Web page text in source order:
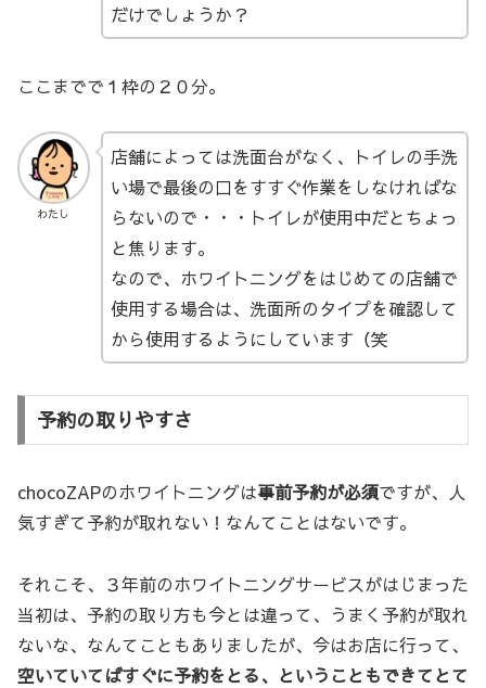
だけでしょうか？
ここまでで１枠の２０分。
わたし
店舗によっては洗面台がなく、トイレの手洗
い場で最後の口をすすぐ作業をしなければな
らないので・・・トイレが使用中だとちょっ
と焦ります。
なので、ホワイトニングをはじめての店舗で
使用する場合は、洗面所のタイプを確認して
から使用するようにしています（笑
予約の取りやすさ
chocoZAPのホワイトニングは事前予約が必須ですが、人
気すぎて予約が取れない！なんてことはないです。
それこそ、３年前のホワイトニングサービスがはじまった
当初は、予約の取り方も今とは違って、うまく予約が取れ
ないな、なんてこともありましたが、今はお店に行って、
空いていてばすぐに予約をとる、ということもできてとて